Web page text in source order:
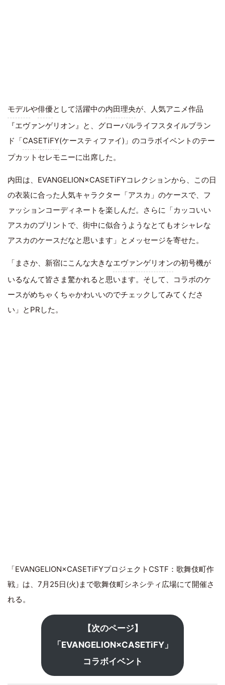
モデルや俳優として活躍中の内田理央が、人気アニメ作品
『エヴァンゲリオン』と、グローバルライフスタイルブラン
ド「CASETiFY(ケースティファイ)」のコラボイベントのテー
プカットセレモニーに出席した。
内田は、EVANGELION×CASETiFYコレクションから、この日
の衣装に合った人気キャラクター「アスカ」のケースで、フ
ァッションコーディネートを楽しんだ。さらに「カッコいい
アスカのプリントで、街中に似合うようなとてもオシャレな
アスカのケースだなと思います」とメッセージを寄せた。
「まさか、新宿にこんな大きなエヴァンゲリオンの初号機が
いるなんて皆さま驚かれると思います。そして、コラボのケ
ースがめちゃくちゃかわいいのでチェックしてみてくださ
い」とPRした。
「EVANGELION×CASETiFYプロジェクトCSTF：歌舞伎町作
戦」は、7月25日(火)まで歌舞伎町シネシティ広場にて開催さ
れる。
【次のページ】
「EVANGELION×CASETiFY」
コラボイベント